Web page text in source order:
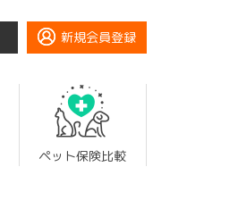
新規会員登録
ペット保険比較